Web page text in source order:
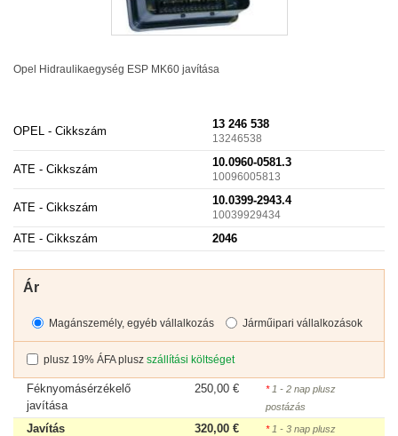
Opel Hidraulikaegység ESP MK60 javítása
OPEL - Cikkszám
13 246 538
13246538
ATE - Cikkszám
10.0960-0581.3
10096005813
ATE - Cikkszám
10.0399-2943.4
10039929434
ATE - Cikkszám 2046
Ár
Magánszemély, egyéb vállalkozás Járműipari vállalkozások
plusz 19% ÁFA plusz szállítási költséget
Féknyomásérzékelő
javítása
250,00 € *1 - 2 nap plusz
postázás
Javítás 320,00 € *1 - 3 nap plusz